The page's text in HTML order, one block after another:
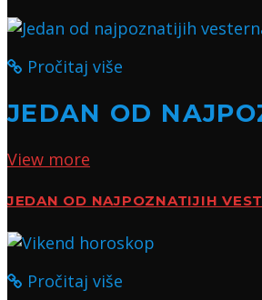
Pročitaj više
JEDAN OD
View more
JEDAN OD NAJPOZNATIJIH
Pročitaj više